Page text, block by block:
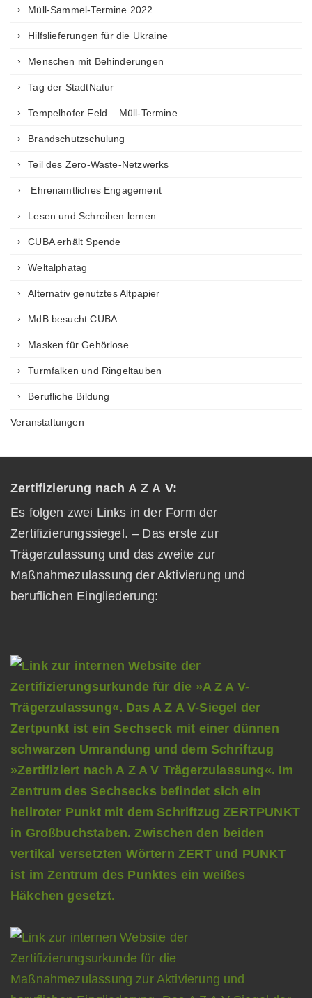
Müll-Sammel-Termine 2022
Hilfslieferungen für die Ukraine
Menschen mit Behinderungen
Tag der StadtNatur
Tempelhofer Feld – Müll-Termine
Brandschutzschulung
Teil des Zero-Waste-Netzwerks
Ehrenamtliches Engagement
Lesen und Schreiben lernen
CUBA erhält Spende
Weltalphatag
Alternativ genutztes Altpapier
MdB besucht CUBA
Masken für Gehörlose
Turmfalken und Ringeltauben
Berufliche Bildung
Veranstaltungen
Zertifizierung nach A Z A V:
Es folgen zwei Links in der Form der
Zertifizierungssiegel. – Das erste zur
Trägerzulassung und das zweite zur
Maßnahmezulassung der Aktivierung und
beruflichen Eingliederung: